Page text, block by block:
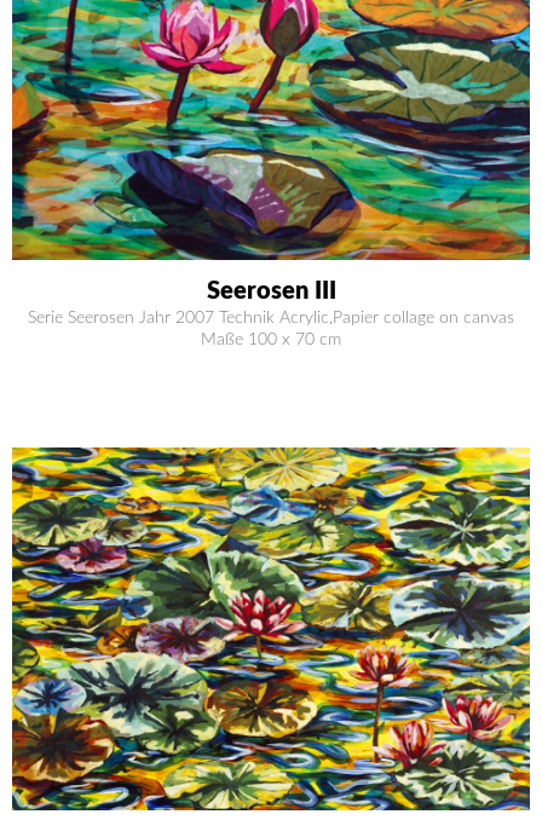
Seerosen III
Serie Seerosen Jahr 2007 Technik Acrylic,Papier collage on canvas
Maße 100 x 70 cm